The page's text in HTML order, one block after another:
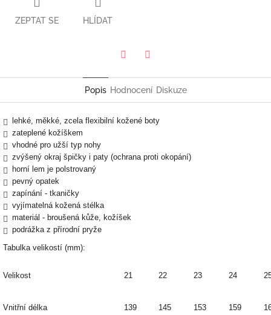
ZEPTAT SE HLÍDAT
Popis Hodnocení Diskuze
lehké, měkké, zcela flexibilní kožené boty
zateplené kožíškem
vhodné pro užší typ nohy
zvýšený okraj špičky i paty (ochrana proti okopání)
horní lem je polstrovaný
pevný opatek
zapínání - tkaničky
vyjímatelná kožená stélka
materiál - broušená kůže, kožíšek
podrážka z přírodní pryže
Tabulka velikostí (mm):
Velikost 21 22 23 24
Vnitřní délka 139 145 153 159